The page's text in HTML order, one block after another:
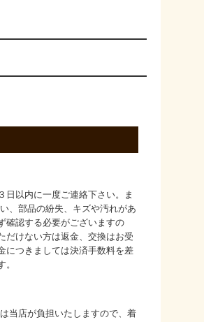
日以内に一度ご連絡下さい。ま
、部品の紛失、キズや汚れがあ
確認する必要がございますの
だけない方は返金、交換はお受
につきましては決済手数料を差
。
当店が負担いたしますので、着